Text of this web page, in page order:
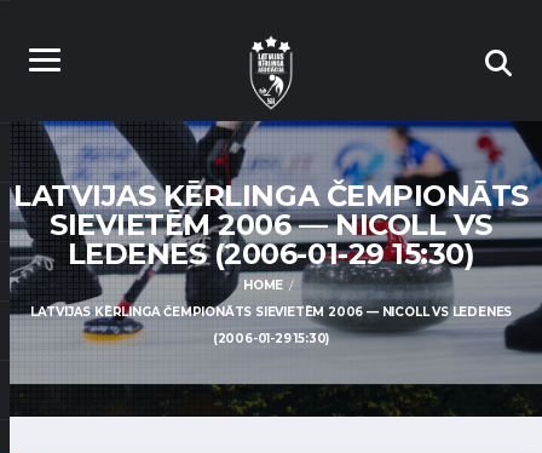
LATVIJAS KĒRLINGA ČEMPIONĀTS
SIEVIETĒM 2006 — NICOLL VS
LEDENES (2006-01-29 15:30)
HOME
LATVIJAS KĒRLINGA ČEMPIONĀTS SIEVIETĒM 2006 — NICOLL VS LEDENES
(2006-01-29 15:30)